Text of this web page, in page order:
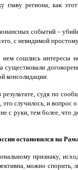
главу региона,
событий –
с невидимой
сошлись интересы
консолидации.
судя по
случилось, и
с руки, тем более,
остановился на
признаку,
можно